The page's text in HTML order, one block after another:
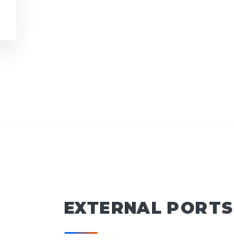
EXTERNAL PORTS